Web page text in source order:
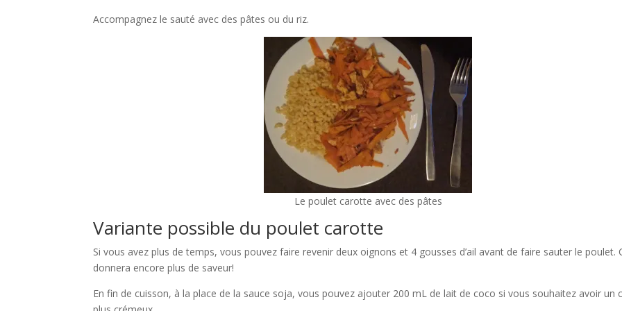
Accompagnez le sauté avec des pâtes ou du riz.
Le poulet carotte avec des pâtes
Variante possible du poulet carotte
Si vous avez plus de temps, vous pouvez faire revenir deux oignons et 4 gousses d’ail avant de faire sauter le poulet.
donnera encore plus de saveur!
En fin de cuisson, à la place de la sauce soja, vous pouvez ajouter 200 mL de lait de coco si vous souhaitez avoir un